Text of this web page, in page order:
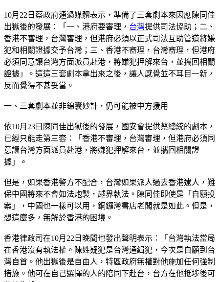
10月22日蔡政府通過媒體表示，準備了三套劇本來因應陳同佳
出獄後的發展：「一、港府要審理， 台灣提供司法協助；二、
香港不審理，台灣審理，但港府必須以正式司法互助管道將嫌
犯和相關證據交予台灣；三、香港不審理，台灣審理，但港府
必須同意讓台灣方面派員赴港，將嫌犯押解來台，並攜回相關
證據」。這這三套劇本拿出來之後，讓人感覺並不耳目一新，
反而覺得不甚妥當。
一、三套劇本並非錦囊妙計，仍可能被中方援用
依10月23日陳同佳出獄後的發展，國安會提供蔡總統的劇本，
已經只能走第三套：「香港不審理，台灣審理，但港府必須同
意讓台灣方面派員赴港，將嫌犯押解來台，並攜回相關證
據」。
但是，如果香港警方不配合，台灣如果派人過去香港逮人，難
保中國將來不會如法炮製，越界執法。陳同佳即使是「自願投
案」，中國也一樣可以用，銅鑼灣書店老闆就是如此。但是，
想這麼多，無解於香港的困境。
香港律政司在10月22日晚間也發出聲明表示：「台灣執法當局
在香港沒有執法權。陳姓疑犯是台灣通緝犯，今次是自願到台
灣自首。他出獄後是自由人，特區政府無權對他施加任何強制
措施。他可在自己選擇的人的陪同下赴台，台方在他抵埗後可